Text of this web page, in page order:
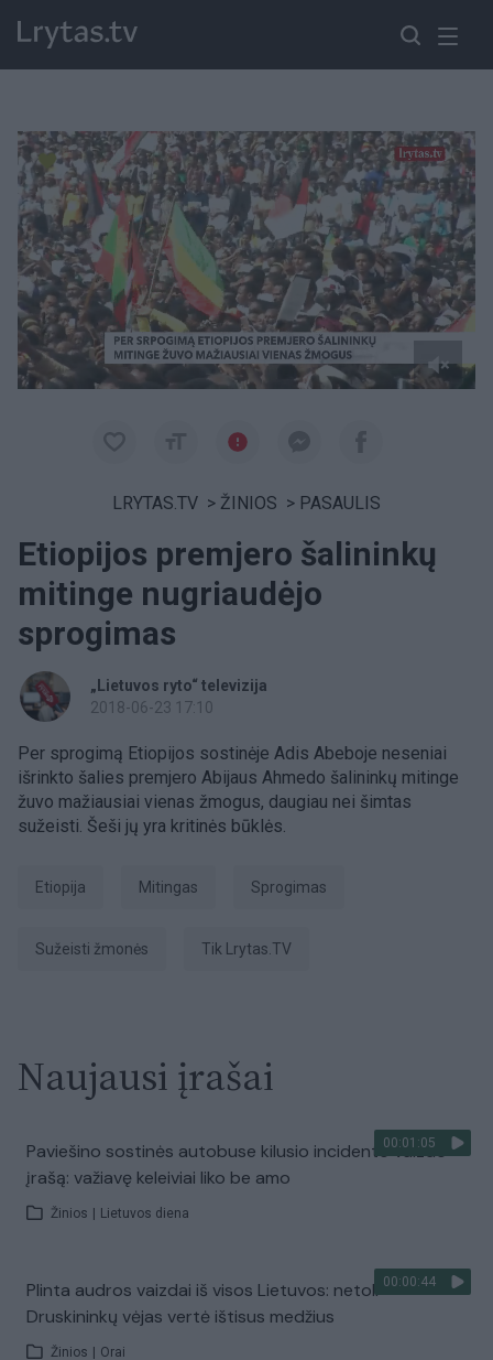
Paremkite Ukrainą
LRYTAS.TV > ŽINIOS > PASAULIS
Etiopijos premjero šalininkų
mitinge nugriaudėjo
sprogimas
„Lietuvos ryto“ televizija
2018-06-23 17:10
Per sprogimą Etiopijos sostinėje Adis Abeboje neseniai
išrinkto šalies premjero Abijaus Ahmedo šalininkų mitinge
žuvo mažiausiai vienas žmogus, daugiau nei šimtas
sužeisti. Šeši jų yra kritinės būklės.
Etiopija Mitingas sprogimas
sužeisti žmonės tik Lrytas.TV
Naujausi įrašai
00:01:05
Paviešino sostinės autobuse kilusio incidento vaizdo
įrašą: važiavę keleiviai liko be amo
Žinios Lietuvos diena
00:00:44
Plinta audros vaizdai iš visos Lietuvos: netoli
Druskininkų vėjas vertė ištisus medžius
Žinios Orai